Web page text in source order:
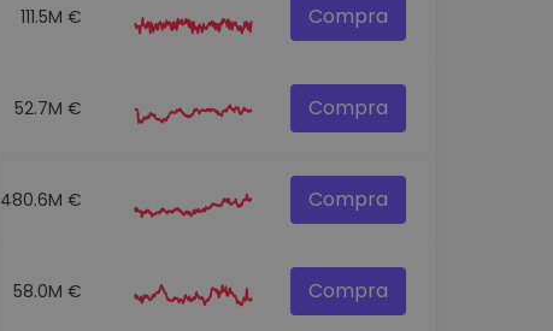
111.5M € Compra
52.7M € Compra
480.6M € Compra
58.0M € Compra